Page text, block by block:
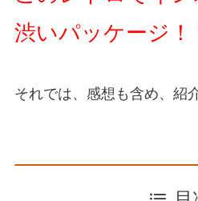
渋いパッケージ！
それでは、感想も含め、紹